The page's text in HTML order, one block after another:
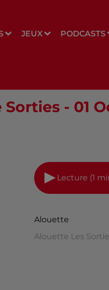
JEUX PODCASTS
- 01
Lecture (1
Alouette
Alouette Les